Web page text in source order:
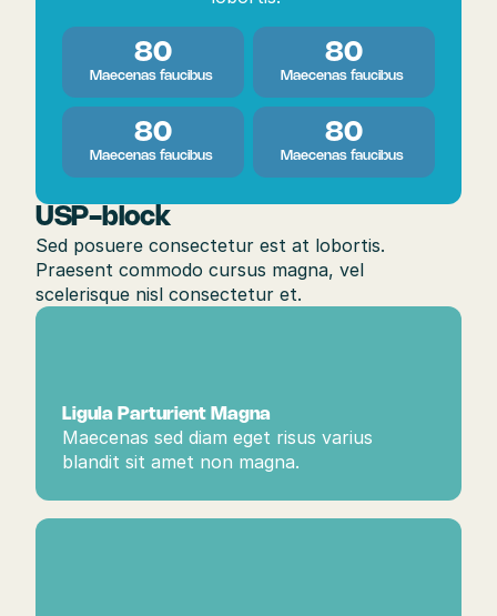
80
Maecenas faucibus
80
Maecenas faucibus
80
Maecenas faucibus
80
Maecenas faucibus
USP-block
Sed posuere consectetur est at lobortis.
Praesent commodo cursus magna, vel
scelerisque nisl consectetur et.
Ligula Parturient Magna
Maecenas sed diam eget risus varius
blandit sit amet non magna.